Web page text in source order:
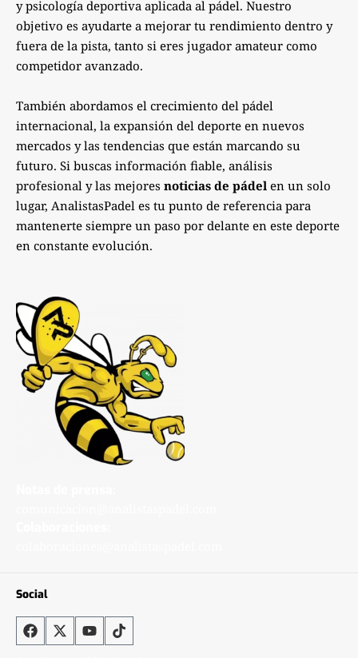
y psicología deportiva aplicada al pádel. Nuestro
objetivo es ayudarte a mejorar tu rendimiento dentro y
fuera de la pista, tanto si eres jugador amateur como
competidor avanzado.
También abordamos el crecimiento del pádel
internacional, la expansión del deporte en nuevos
mercados y las tendencias que están marcando su
futuro. Si buscas información fiable, análisis
profesional y las mejores noticias de pádel en un solo
lugar, AnalistasPadel es tu punto de referencia para
mantenerte siempre un paso por delante en este deporte
en constante evolución.
Social